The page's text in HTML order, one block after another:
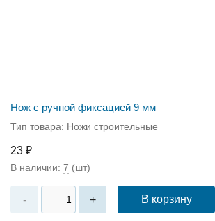
Нож с ручной фиксацией 9 мм
Тип товара: Ножи строительные
23 ₽
В наличии: 7 (шт)
- + В корзину